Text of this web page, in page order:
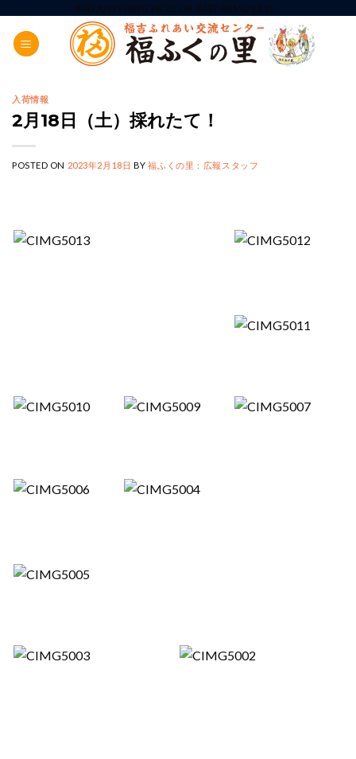
content
ADD ANYTHING HERE OR JUST REMOVE IT...
入荷情報
2月18日（土）採れたて！
POSTED ON 2023年2月18日 BY福ふくの里：広報スタッフ